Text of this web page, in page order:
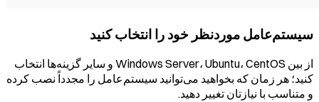
سیستم‌عامل موردنظر خود را انتخاب کنید
از بین Windows Server، Ubuntu، CentOS و سایر گزینه‌ها انتخاب
کنید؛ هر زمان که بخواهید می‌توانید سیستم‌عامل را مجدداً نصب کرده
و متناسب با نیازتان تغییر دهید.